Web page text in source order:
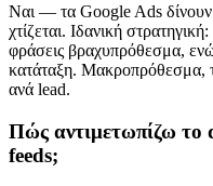
Ναι — τα Google Ads
χτίζεται. Ιδανική
φράσεις βραχυπρόθεσμα,
κατάταξη. Μακροπρόθεσμα,
ανά lead.
Πώς αντιμετωπίζω
feeds;